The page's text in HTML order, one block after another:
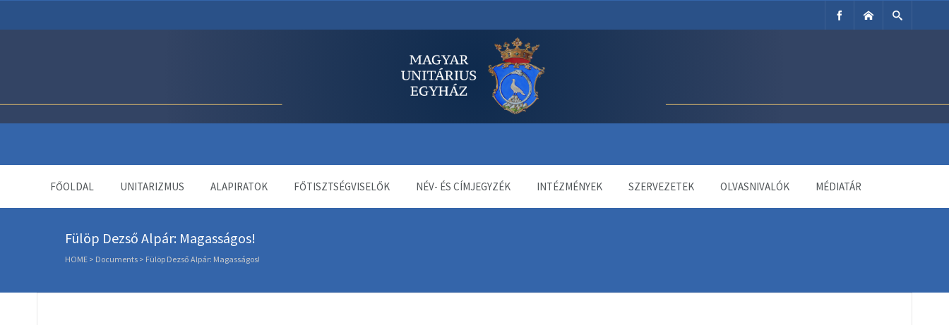
FŐOLDAL UNITARIZMUS ALAPIRATOK FŐTISZTSÉGVISELŐK NÉV- ÉS CÍMJEGYZÉK INTÉZMÉNYEK SZERVEZETEK OLVASNIVALÓK MÉDIATÁR
Fülöp Dezső Alpár: Magasságos!
HOME > Documents > Fülöp Dezső Alpár: Magasságos!